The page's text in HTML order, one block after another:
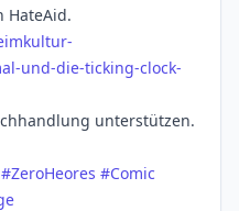
HateAid.
und-die-ticking-clock-
unterstützen.
#ZeroHeores #Comic